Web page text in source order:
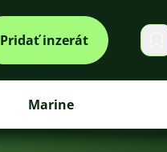
Pridať inzerát
Marine